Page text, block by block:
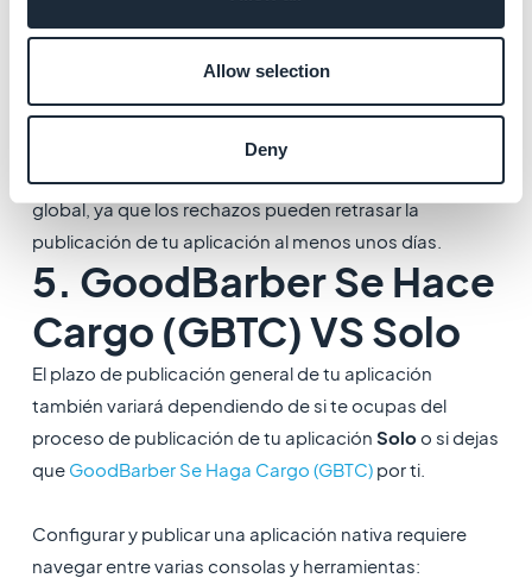
Allow selection
Deny
rechazo y algunos mensajes entre el equipo de revisión
y tú si consideran que no has resuelto el problema
después de volver a enviar la aplicación.
Ten esto en cuenta al evaluar el plazo de publicación
global, ya que los rechazos pueden retrasar la
publicación de tu aplicación al menos unos días.
5. GoodBarber Se Hace
Cargo (GBTC) VS Solo
El plazo de publicación general de tu aplicación
también variará dependiendo de si te ocupas del
proceso de publicación de tu aplicación Soloo si dejas
que GoodBarber Se Haga Cargo (GBTC)por ti.
Configurar y publicar una aplicación nativa requiere
navegar entre varias consolas y herramientas: